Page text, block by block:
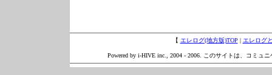
【 エレログ(地方版)TOP | エレログ
Powered by i-HIVE inc., 2004 - 2006. このサイトは、コミュ